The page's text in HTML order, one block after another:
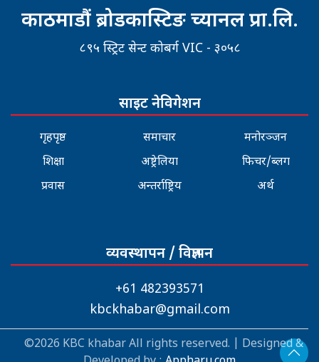
काठमाडौं ब्रोडकास्टिङ च्यानल प्रा.लि.
८९५ स्ट्रिट सेन्ट कोबर्ग VIC - ३०५८
साइट नेविगेशन
गृहपृष्ठ
शिक्षा
प्रवास
समाचार
अष्ट्रेलिया
अन्तर्राष्ट्रिय
मनोरञ्जन
फिचर/ब्लग
अर्थ
व्यवस्थापन / विज्ञापन
+61 482393571
kbckhabar@gmail.com
©2026 KBC khabar All rights reserved. | Designed &